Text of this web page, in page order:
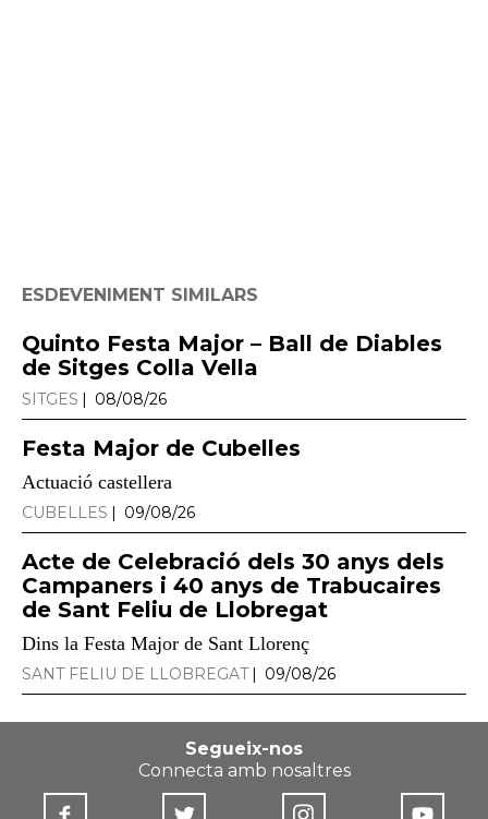
ESDEVENIMENT SIMILARS
Quinto Festa Major – Ball de Diables
de Sitges Colla Vella
SITGES 08/08/26
Festa Major de Cubelles
Actuació castellera
CUBELLES 09/08/26
Acte de Celebració dels 30 anys dels
Campaners i 40 anys de Trabucaires
de Sant Feliu de Llobregat
Dins la Festa Major de Sant Llorenç
SANT FELIU DE LLOBREGAT 09/08/26
Segueix-nos
Connecta amb nosaltres